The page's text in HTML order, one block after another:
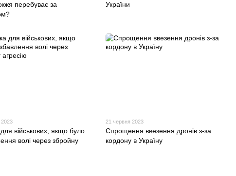
перебуває за
України
2023
для військових, якщо було
волі через збройну
21 червня 2023
Спрощення ввезення дронів з-за
кордону в Україну